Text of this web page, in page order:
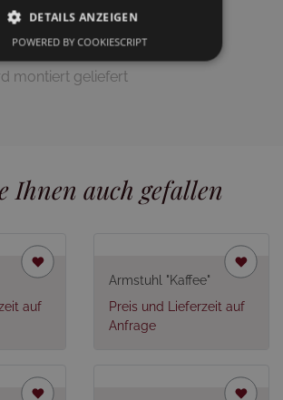
montiert geliefert
Ihnen auch gefallen
auf
Armstuhl "Kaffee"
Preis und Lieferzeit auf
Anfrage
DETAILS ANZEIGEN
POWERED BY COOKIESCRIPT